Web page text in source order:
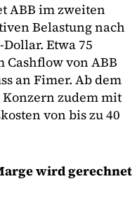
ABB im zweiten
Belastung nach
Etwa 75
von ABB
an Fimer. Ab dem
zudem mit
von bis zu 40
wird gerechnet